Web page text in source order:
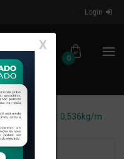
Login
0
X
PESO LINEAR: 0,536kg/m